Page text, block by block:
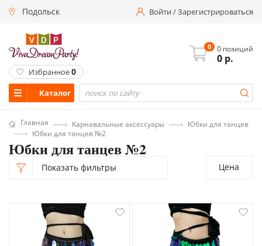
Подольск Войти/Зарегистрироваться
Каталог
0 0 позиций
0 р.
Избранное0
Главная Карнавальные аксессуары
Юбки для танцев
Юбки для танцев №2
Юбки для танцев №2
Показать фильтры Цена